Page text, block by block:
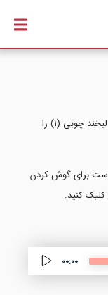
در این صفحه می توانید قصه صوتی قصه صوتی لبخند چوبی (۱) را
برای گوش کردن
کلیک کنید.
00:00